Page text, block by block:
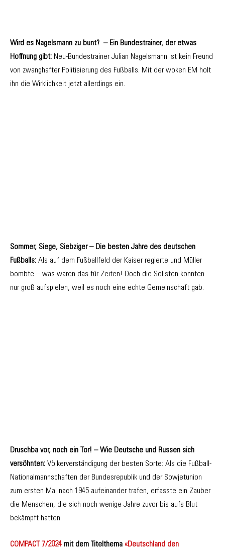
Wird es Nagelsmann zu bunt? – Ein Bundestrainer, der etwas
Hoffnung gibt: Neu-Bundestrainer Julian Nagelsmann ist kein Freund
von zwanghafter Politisierung des Fußballs. Mit der woken EM holt
ihn die Wirklichkeit jetzt allerdings ein.
Sommer, Siege, Siebziger – Die besten Jahre des deutschen
Fußballs: Als auf dem Fußballfeld der Kaiser regierte und Müller
bombte – was waren das für Zeiten! Doch die Solisten konnten
nur groß aufspielen, weil es noch eine echte Gemeinschaft gab.
Druschba vor, noch ein Tor! – Wie Deutsche und Russen sich
versöhnten: Völkerverständigung der besten Sorte: Als die Fußball-
Nationalmannschaften der Bundesrepublik und der Sowjetunion
zum ersten Mal nach 1945 aufeinander trafen, erfasste ein Zauber
die Menschen, die sich noch wenige Jahre zuvor bis aufs Blut
bekämpft hatten.
COMPACT 7/2024 mit dem Titelthema «Deutschland den